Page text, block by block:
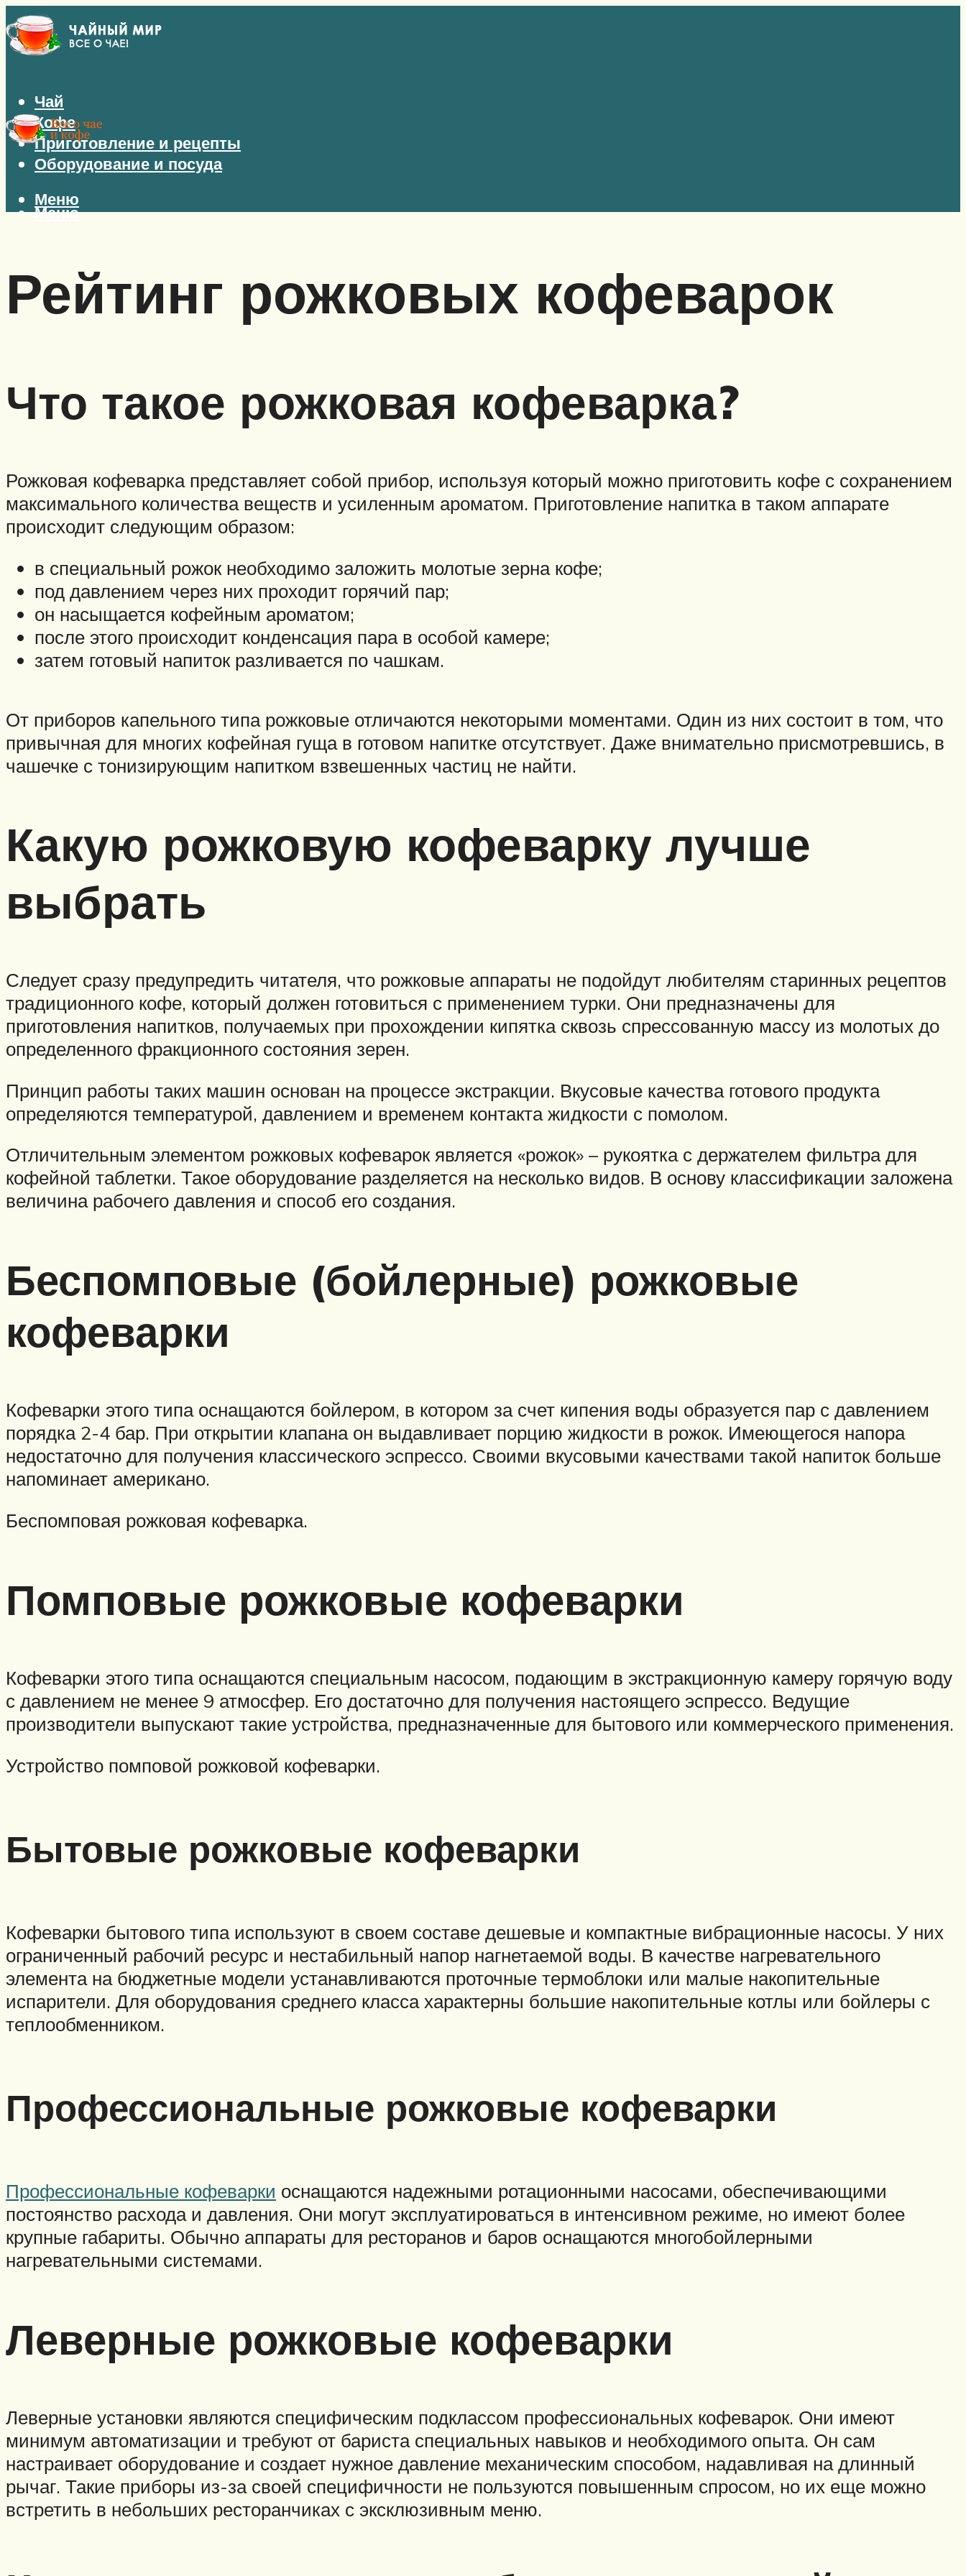
Чай
Кофе
Приготовление и рецепты
Оборудование и посуда
Меню
Меню
Рейтинг рожковых кофеварок
Что такое рожковая кофеварка?
Рожковая кофеварка представляет собой прибор, используя который можно приготовить кофе с сохранением
максимального количества веществ и усиленным ароматом. Приготовление напитка в таком аппарате
происходит следующим образом:
в специальный рожок необходимо заложить молотые зерна кофе;
под давлением через них проходит горячий пар;
он насыщается кофейным ароматом;
после этого происходит конденсация пара в особой камере;
затем готовый напиток разливается по чашкам.
От приборов капельного типа рожковые отличаются некоторыми моментами. Один из них состоит в том, что
привычная для многих кофейная гуща в готовом напитке отсутствует. Даже внимательно присмотревшись, в
чашечке с тонизирующим напитком взвешенных частиц не найти.
Какую рожковую кофеварку лучше
выбрать
Следует сразу предупредить читателя, что рожковые аппараты не подойдут любителям старинных рецептов
традиционного кофе, который должен готовиться с применением турки. Они предназначены для
приготовления напитков, получаемых при прохождении кипятка сквозь спрессованную массу из молотых до
определенного фракционного состояния зерен.
Принцип работы таких машин основан на процессе экстракции. Вкусовые качества готового продукта
определяются температурой, давлением и временем контакта жидкости с помолом.
Отличительным элементом рожковых кофеварок является «рожок» – рукоятка с держателем фильтра для
кофейной таблетки. Такое оборудование разделяется на несколько видов. В основу классификации заложена
величина рабочего давления и способ его создания.
Беспомповые (бойлерные) рожковые
кофеварки
Кофеварки этого типа оснащаются бойлером, в котором за счет кипения воды образуется пар с давлением
порядка 2-4 бар. При открытии клапана он выдавливает порцию жидкости в рожок. Имеющегося напора
недостаточно для получения классического эспрессо. Своими вкусовыми качествами такой напиток больше
напоминает американо.
Беспомповая рожковая кофеварка.
Помповые рожковые кофеварки
Кофеварки этого типа оснащаются специальным насосом, подающим в экстракционную камеру горячую воду
с давлением не менее 9 атмосфер. Его достаточно для получения настоящего эспрессо. Ведущие
производители выпускают такие устройства, предназначенные для бытового или коммерческого применения.
Устройство помповой рожковой кофеварки.
Бытовые рожковые кофеварки
Кофеварки бытового типа используют в своем составе дешевые и компактные вибрационные насосы. У них
ограниченный рабочий ресурс и нестабильный напор нагнетаемой воды. В качестве нагревательного
элемента на бюджетные модели устанавливаются проточные термоблоки или малые накопительные
испарители. Для оборудования среднего класса характерны большие накопительные котлы или бойлеры с
теплообменником.
Профессиональные рожковые кофеварки
Профессиональные кофеварки оснащаются надежными ротационными насосами, обеспечивающими
постоянство расхода и давления. Они могут эксплуатироваться в интенсивном режиме, но имеют более
крупные габариты. Обычно аппараты для ресторанов и баров оснащаются многобойлерными
нагревательными системами.
Леверные рожковые кофеварки
Леверные установки являются специфическим подклассом профессиональных кофеварок. Они имеют
минимум автоматизации и требуют от бариста специальных навыков и необходимого опыта. Он сам
настраивает оборудование и создает нужное давление механическим способом, надавливая на длинный
рычаг. Такие приборы из-за своей специфичности не пользуются повышенным спросом, но их еще можно
встретить в небольших ресторанчиках с эксклюзивным меню.